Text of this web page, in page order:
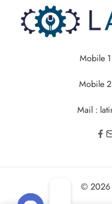
Mobile
Mobile
Mail :
© 2026